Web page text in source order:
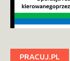
PRACUJ.PL